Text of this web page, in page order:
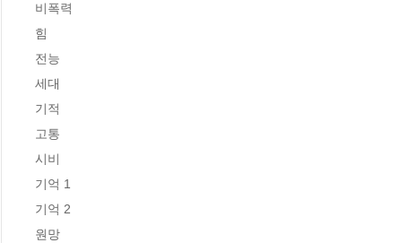
비폭력
힘
전능
세대
기적
고통
시비
기억 1
기억 2
원망